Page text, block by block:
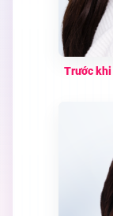
Trước khi